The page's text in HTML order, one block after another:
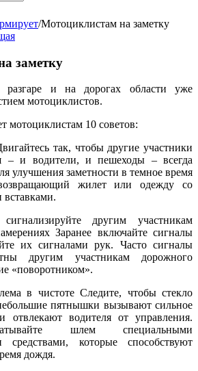
/Мотоциклистам на заметку
заметку
и на дорогах области уже
мотоциклистов.
мотоциклистам 10 советов:
так, чтобы другие участники
– и водители, и пешеходы – всегда
улучшения заметности в темное время
жилет или одежду со
другим участникам
Заранее включайте сигналы
их сигналами рук. Часто сигналы
другим участникам дорожного
«поворотником».
в чистоте Следите, чтобы стекло
пятнышки вызывают сильное
отвлекают водителя от управления.
шлем специальными
средствами, которые способствуют
дождя.